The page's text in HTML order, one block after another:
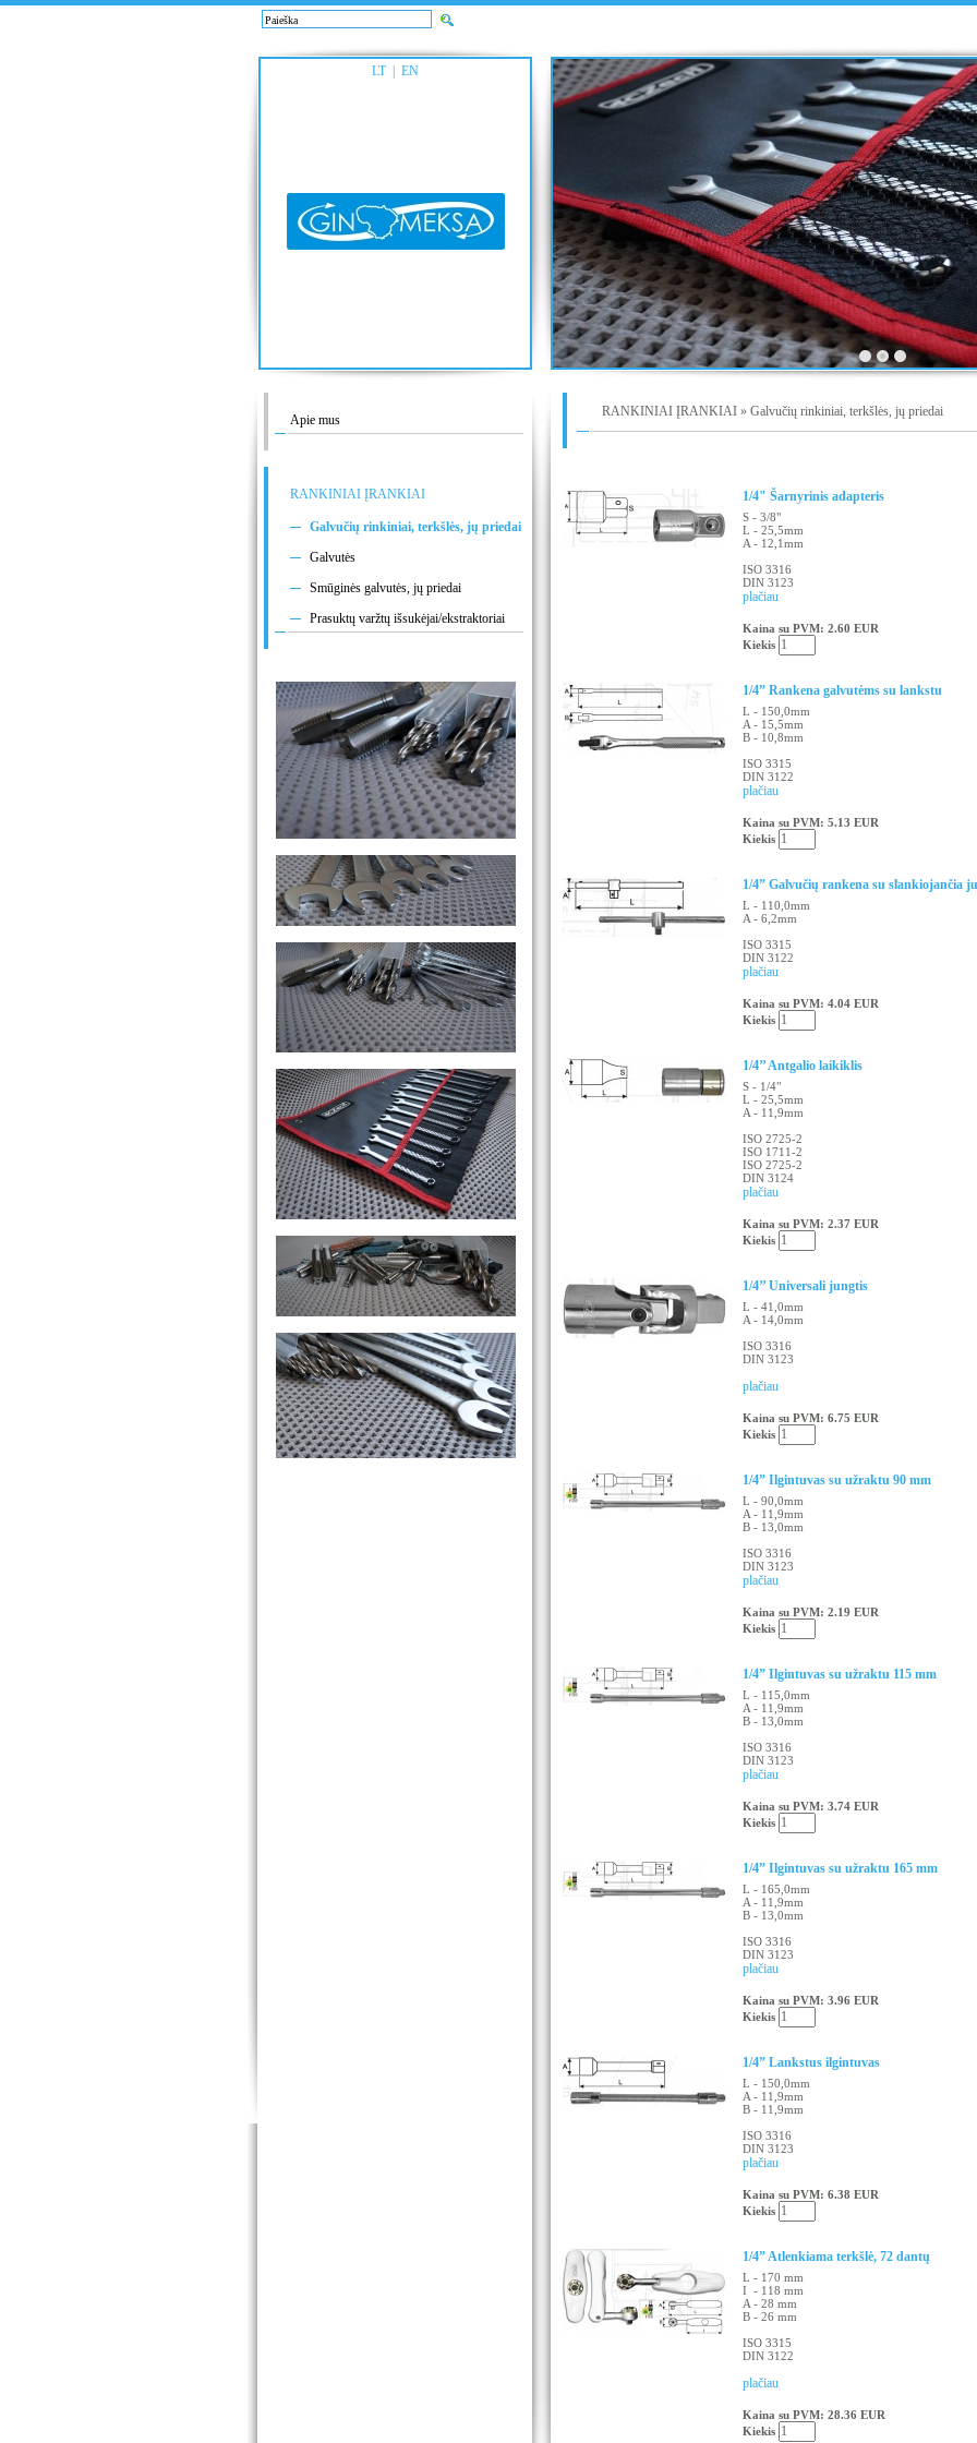
LT| EN
Apie mus
RANKINIAI ĮRANKIAI
Galvučių rinkiniai, terkšlės, jų priedai
Galvutės
Smūginės galvutės, jų priedai
Prasuktų varžtų išsukėjai/ekstraktoriai
RANKINIAI ĮRANKIAI » Galvučių rinkiniai, terkšlės, jų priedai
1/4" Šarnyrinis adapteris
S - 3/8"
L - 25,5mm
A - 12,1mm
ISO 3316
DIN 3123
plačiau
Kaina su PVM: 2.60 EUR
Kiekis
1/4” Rankena galvutėms su lankstu
L - 150,0mm
A - 15,5mm
B - 10,8mm
ISO 3315
DIN 3122
plačiau
Kaina su PVM: 5.13 EUR
Kiekis
1/4” Galvučių rankena su slankiojančia
L - 110,0mm
A - 6,2mm
ISO 3315
DIN 3122
plačiau
Kaina su PVM: 4.04 EUR
Kiekis
1/4’’ Antgalio laikiklis
S - 1/4"
L - 25,5mm
A - 11,9mm
ISO 2725-2
ISO 1711-2
ISO 2725-2
DIN 3124
plačiau
Kaina su PVM: 2.37 EUR
Kiekis
1/4’’ Universali jungtis
L - 41,0mm
A - 14,0mm
ISO 3316
DIN 3123
plačiau
Kaina su PVM: 6.75 EUR
Kiekis
1/4” Ilgintuvas su užraktu 90 mm
L - 90,0mm
A - 11,9mm
B - 13,0mm
ISO 3316
DIN 3123
plačiau
Kaina su PVM: 2.19 EUR
Kiekis
1/4” Ilgintuvas su užraktu 115 mm
L - 115,0mm
A - 11,9mm
B - 13,0mm
ISO 3316
DIN 3123
plačiau
Kaina su PVM: 3.74 EUR
Kiekis
1/4” Ilgintuvas su užraktu 165 mm
L - 165,0mm
A - 11,9mm
B - 13,0mm
ISO 3316
DIN 3123
plačiau
Kaina su PVM: 3.96 EUR
Kiekis
1/4” Lankstus ilgintuvas
L - 150,0mm
A - 11,9mm
B - 11,9mm
ISO 3316
DIN 3123
plačiau
Kaina su PVM: 6.38 EUR
Kiekis
1/4” Atlenkiama terkšlė, 72 dantų
L - 170 mm
I - 118 mm
A - 28 mm
B - 26 mm
ISO 3315
DIN 3122
plačiau
Kaina su PVM: 28.36 EUR
Kiekis